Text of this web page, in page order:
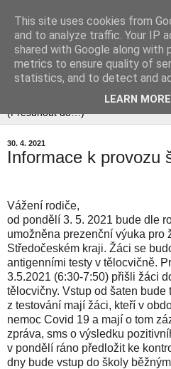
30. 4. 2021
Informace k provozu
Vážení rodiče,
od pondělí 3. 5. 2021 bude dle
umožněna prezenční výuka pro
Středočeském kraji. Žáci se
antigenními testy v tělocvičně.
3.5.2021 (6:30-7:50) přišli žáci
tělocvičny. Vstup od šaten
z testování mají žáci, kteří v
nemoc Covid 19 a mají o tom
zpráva, sms o výsledku
v pondělí ráno předložit ke
dny bude vstup do školy
This site uses cookies from
and to analyze traffic. Your IP
shared with Google along with
metrics to ensure quality of
statistics, and to detect and
LEARN MORE